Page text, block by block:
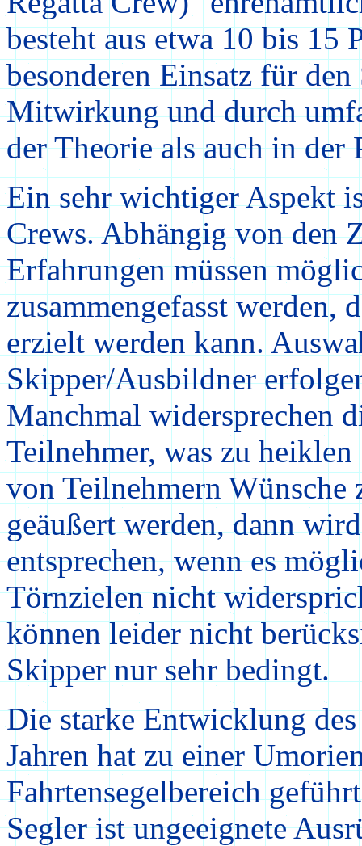
besteht aus etwa 10 bis 15
besonderen Einsatz für
Mitwirkung und durch
der Theorie als auch in
Ein sehr wichtiger Aspekt
Crews. Abhängig von den
Erfahrungen müssen
zusammengefasst werden,
erzielt werden kann.
Skipper/Ausbildner
Manchmal widersprechen
Teilnehmer, was zu
von Teilnehmern Wünsche
geäußert werden, dann
entsprechen, wenn es
Törnzielen nicht
können leider nicht
Skipper nur sehr bedingt.
Die starke Entwicklung
Jahren hat zu einer
Fahrtensegelbereich
Segler ist ungeeignete